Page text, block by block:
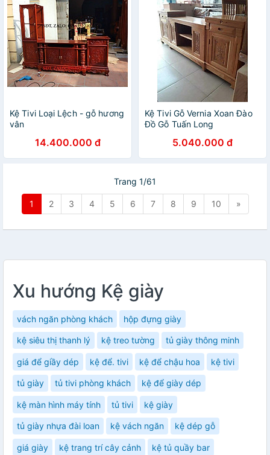
Kệ Tivi Loại Lệch - gỗ hương
vân
14.400.000 đ
Kệ Tivi Gỗ Vernia Xoan Đào
Đồ Gỗ Tuấn Long
5.040.000 đ
Trang 1/61
1 2 3 4 5 6 7 8 9 10 »
Xu hướng Kệ giày
vách ngăn phòng khách hộp đựng giày
kệ siêu thị thanh lý kệ treo tường tủ giày thông minh
giá để giầy dép kệ để. tivi kệ để chậu hoa kệ tivi
tủ giày tủ tivi phòng khách kệ để giày dép
kệ màn hình máy tính tủ tivi kệ giày
tủ giày nhựa đài loan kệ vách ngăn kệ dép gỗ
giá giày kệ trang trí cây cảnh kệ tủ quầy bar